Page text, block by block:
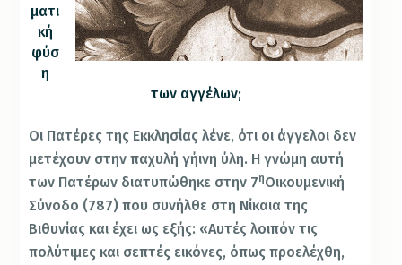
ματι
κή
φύσ
η
των αγγέλων;
Οι Πατέρες της Εκκλησίας λένε, ότι οι άγγελοι δεν
μετέχουν στην παχυλή γήινη ύλη. Η γνώμη αυτή
των Πατέρων διατυπώθηκε στην 7ηΟικουμενική
Σύνοδο (787) που συνήλθε στη Νίκαια της
Βιθυνίας και έχει ως εξής: «Αυτές λοιπόν τις
πολύτιμες και σεπτές εικόνες, όπως προελέχθη,